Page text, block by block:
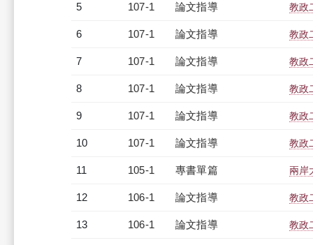
5 107-1 論文指導 教政
6 107-1 論文指導 教政
7 107-1 論文指導 教政
8 107-1 論文指導 教政
9 107-1 論文指導 教政
10 107-1 論文指導 教政
11 105-1 專書單篇 兩岸
12 106-1 論文指導 教政
13 106-1 論文指導 教政